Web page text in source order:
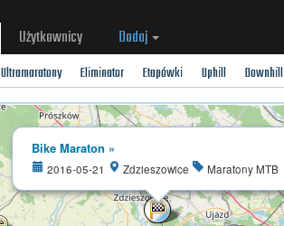
Użytkownicy Dodaj
Ultramaratony Eliminator Etapówki Uphill Downhill
Bike Maraton »
2016-05-21 Zdzieszowice Maratony MTB